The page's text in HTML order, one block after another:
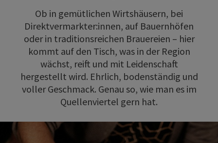
Ob in gemütlichen Wirtshäusern, bei
Direktvermarkter:innen, auf Bauernhöfen
oder in traditionsreichen Brauereien – hier
kommt auf den Tisch, was in der Region
wächst, reift und mit Leidenschaft
hergestellt wird. Ehrlich, bodenständig und
voller Geschmack. Genau so, wie man es im
Quellenviertel gern hat.